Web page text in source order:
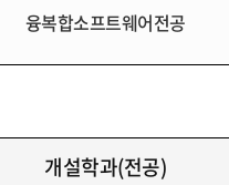
융복합소프트웨어전공
개설학과(전공)